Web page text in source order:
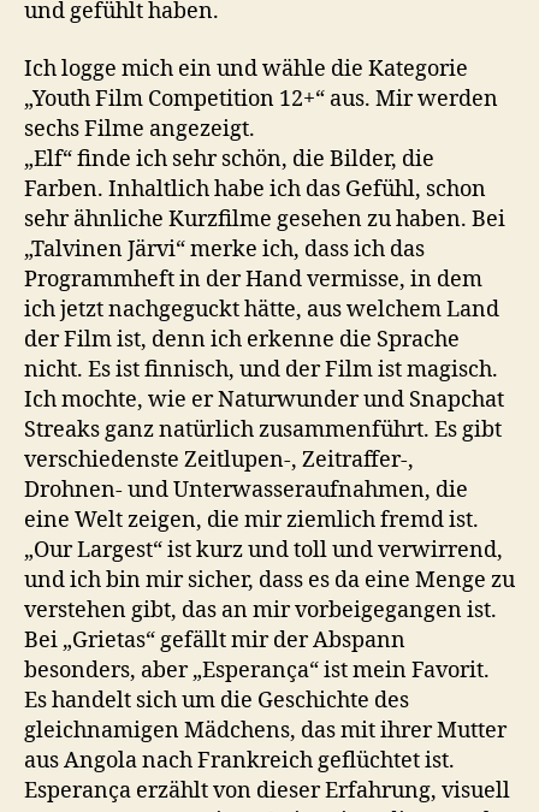
und gefühlt haben.
Ich logge mich ein und wähle die Kategorie
„Youth Film Competition 12+“ aus. Mir werden
sechs Filme angezeigt.
„Elf“ finde ich sehr schön, die Bilder, die
Farben. Inhaltlich habe ich das Gefühl, schon
sehr ähnliche Kurzfilme gesehen zu haben. Bei
„Talvinen Järvi“ merke ich, dass ich das
Programmheft in der Hand vermisse, in dem
ich jetzt nachgeguckt hätte, aus welchem Land
der Film ist, denn ich erkenne die Sprache
nicht. Es ist finnisch, und der Film ist magisch.
Ich mochte, wie er Naturwunder und Snapchat
Streaks ganz natürlich zusammenführt. Es gibt
verschiedenste Zeitlupen-, Zeitraffer-,
Drohnen- und Unterwasseraufnahmen, die
eine Welt zeigen, die mir ziemlich fremd ist.
„Our Largest“ ist kurz und toll und verwirrend,
und ich bin mir sicher, dass es da eine Menge zu
verstehen gibt, das an mir vorbeigegangen ist.
Bei „Grietas“ gefällt mir der Abspann
besonders, aber „Esperança“ ist mein Favorit.
Es handelt sich um die Geschichte des
gleichnamigen Mädchens, das mit ihrer Mutter
aus Angola nach Frankreich geflüchtet ist.
Esperança erzählt von dieser Erfahrung, visuell